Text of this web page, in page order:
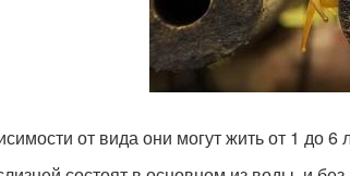
от вида они могут жить от 1 до 6